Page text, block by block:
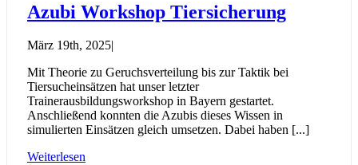
Azubi Workshop Tiersicherung
März 19th, 2025
Mit Theorie zu Geruchsverteilung bis zur Taktik bei
Tiersucheinsätzen hat unser letzter
Trainerausbildungsworkshop in Bayern gestartet.
Anschließend konnten die Azubis dieses Wissen in
simulierten Einsätzen gleich umsetzen. Dabei haben [...]
Weiterlesen